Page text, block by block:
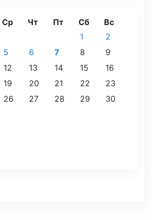
Ср Чт Пт Сб Вс
1
2
5 6 7 8
9
12 13 14 15
16
19 20 21 22
23
26 27 28 29
30